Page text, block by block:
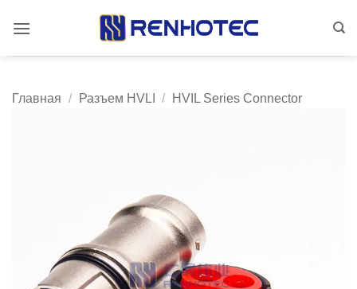
Главная / Разъем HVLI / HVIL Series Connector